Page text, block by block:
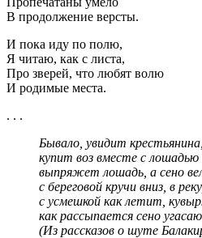
В продолжение версты.
И пока иду по полю,
Я читаю, как с листа,
Про зверей, что любят волю
И родимые места.
. . .
Бывало, увидит крестьянина,
купит воз вместе с лошадью
выпряжет лошадь, а сено
с береговой кручи вниз, в
с усмешкой как летит,
как рассыпается сено
(Из рассказов о шуте